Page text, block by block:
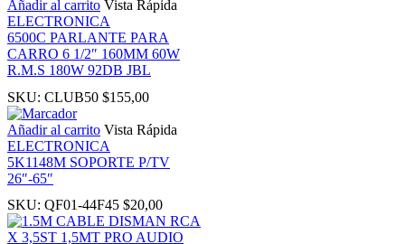
panel
Panel
Añadir al carrito Vista Rápida
ELECTRONICA
6500C PARLANTE PARA
CARRO 6 1/2″ 160MM 60W
R.M.S 180W 92DB JBL
SKU: CLUB50 $155,00
Añadir al carrito Vista Rápida
ELECTRONICA
5K1148M SOPORTE P/TV
26″-65″
SKU: QF01-44F45 $20,00